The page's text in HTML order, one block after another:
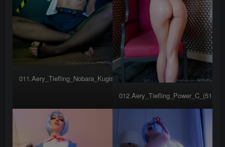
011.Aery_Tiefling_Nobara_Kugisaki_c_(18)
012.Aery_Tiefling_Power_C_(51)